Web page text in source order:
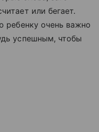
или бегает.
ребенку очень важно
успешным, чтобы